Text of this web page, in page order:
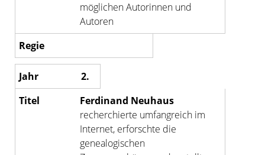
möglichen Autorinnen und
Autoren
2.
Ferdinand Neuhaus
recherchierte umfangreich im
Internet, erforschte die
genealogischen